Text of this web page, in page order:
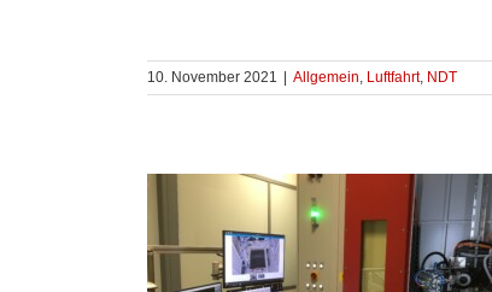
10. November 2021 Allgemein, Luftfahrt, NDT